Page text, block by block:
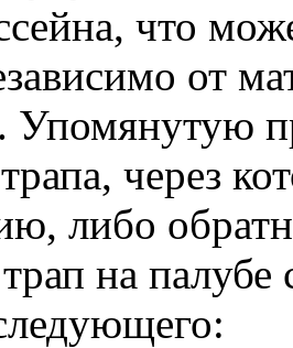
что
от
Упомянутую
через
либо
на палубе